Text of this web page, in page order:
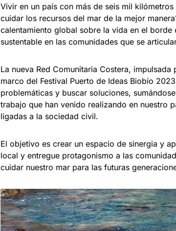
Vivir en un país con más de seis mil
cuidar los recursos del mar de la mejor
calentamiento global sobre la vida en el
sustentable en las comunidades que se
La nueva Red Comunitaria Costera,
marco del Festival Puerto de Ideas Biobío
problemáticas y buscar soluciones,
trabajo que han venido realizando en nuestro
ligadas a la sociedad civil.
El objetivo es crear un espacio de sinergia y
local y entregue protagonismo a las
cuidar nuestro mar para las futuras